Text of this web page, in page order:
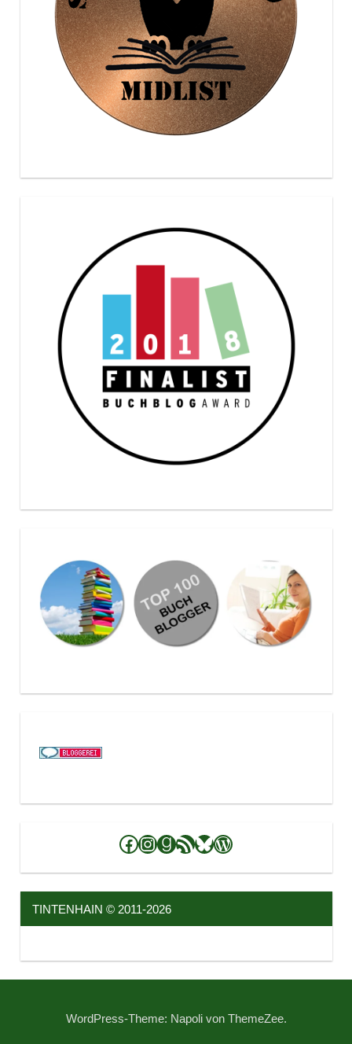
Facebook
Instagram
Goodreads
RSS-Feed
Bluesky
WordPress
TINTENHAIN © 2011-2026
WordPress-Theme: Napoli von ThemeZee.